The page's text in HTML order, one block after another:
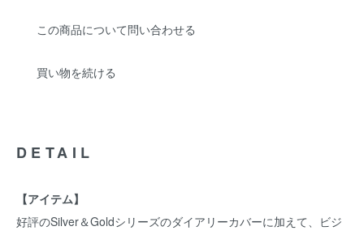
この商品について問い合わせる
買い物を続ける
DETAIL
【アイテム】
好評のSilver＆Goldシリーズのダイアリーカバーに加えて、ビジ